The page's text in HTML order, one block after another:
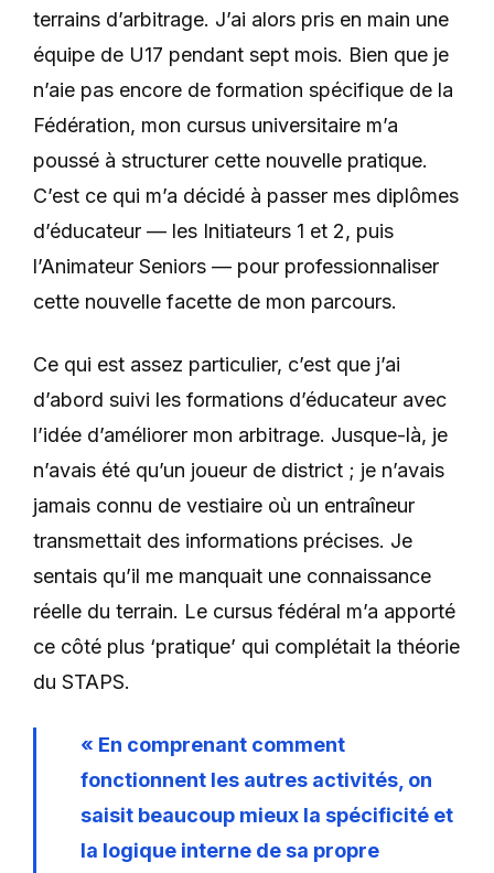
terrains d’arbitrage. J’ai alors pris en main une
équipe de U17 pendant sept mois. Bien que je
n’aie pas encore de formation spécifique de la
Fédération, mon cursus universitaire m’a
poussé à structurer cette nouvelle pratique.
C’est ce qui m’a décidé à passer mes diplômes
d’éducateur — les Initiateurs 1 et 2, puis
l’Animateur Seniors — pour professionnaliser
cette nouvelle facette de mon parcours.
Ce qui est assez particulier, c’est que j’ai
d’abord suivi les formations d’éducateur avec
l’idée d’améliorer mon arbitrage. Jusque-là, je
n’avais été qu’un joueur de district ; je n’avais
jamais connu de vestiaire où un entraîneur
transmettait des informations précises. Je
sentais qu’il me manquait une connaissance
réelle du terrain. Le cursus fédéral m’a apporté
ce côté plus ‘pratique’ qui complétait la théorie
du STAPS.
« En comprenant comment
fonctionnent les autres activités, on
saisit beaucoup mieux la spécificité et
la logique interne de sa propre